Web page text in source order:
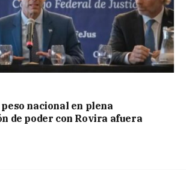
nacional en plena
de poder con Rovira afuera